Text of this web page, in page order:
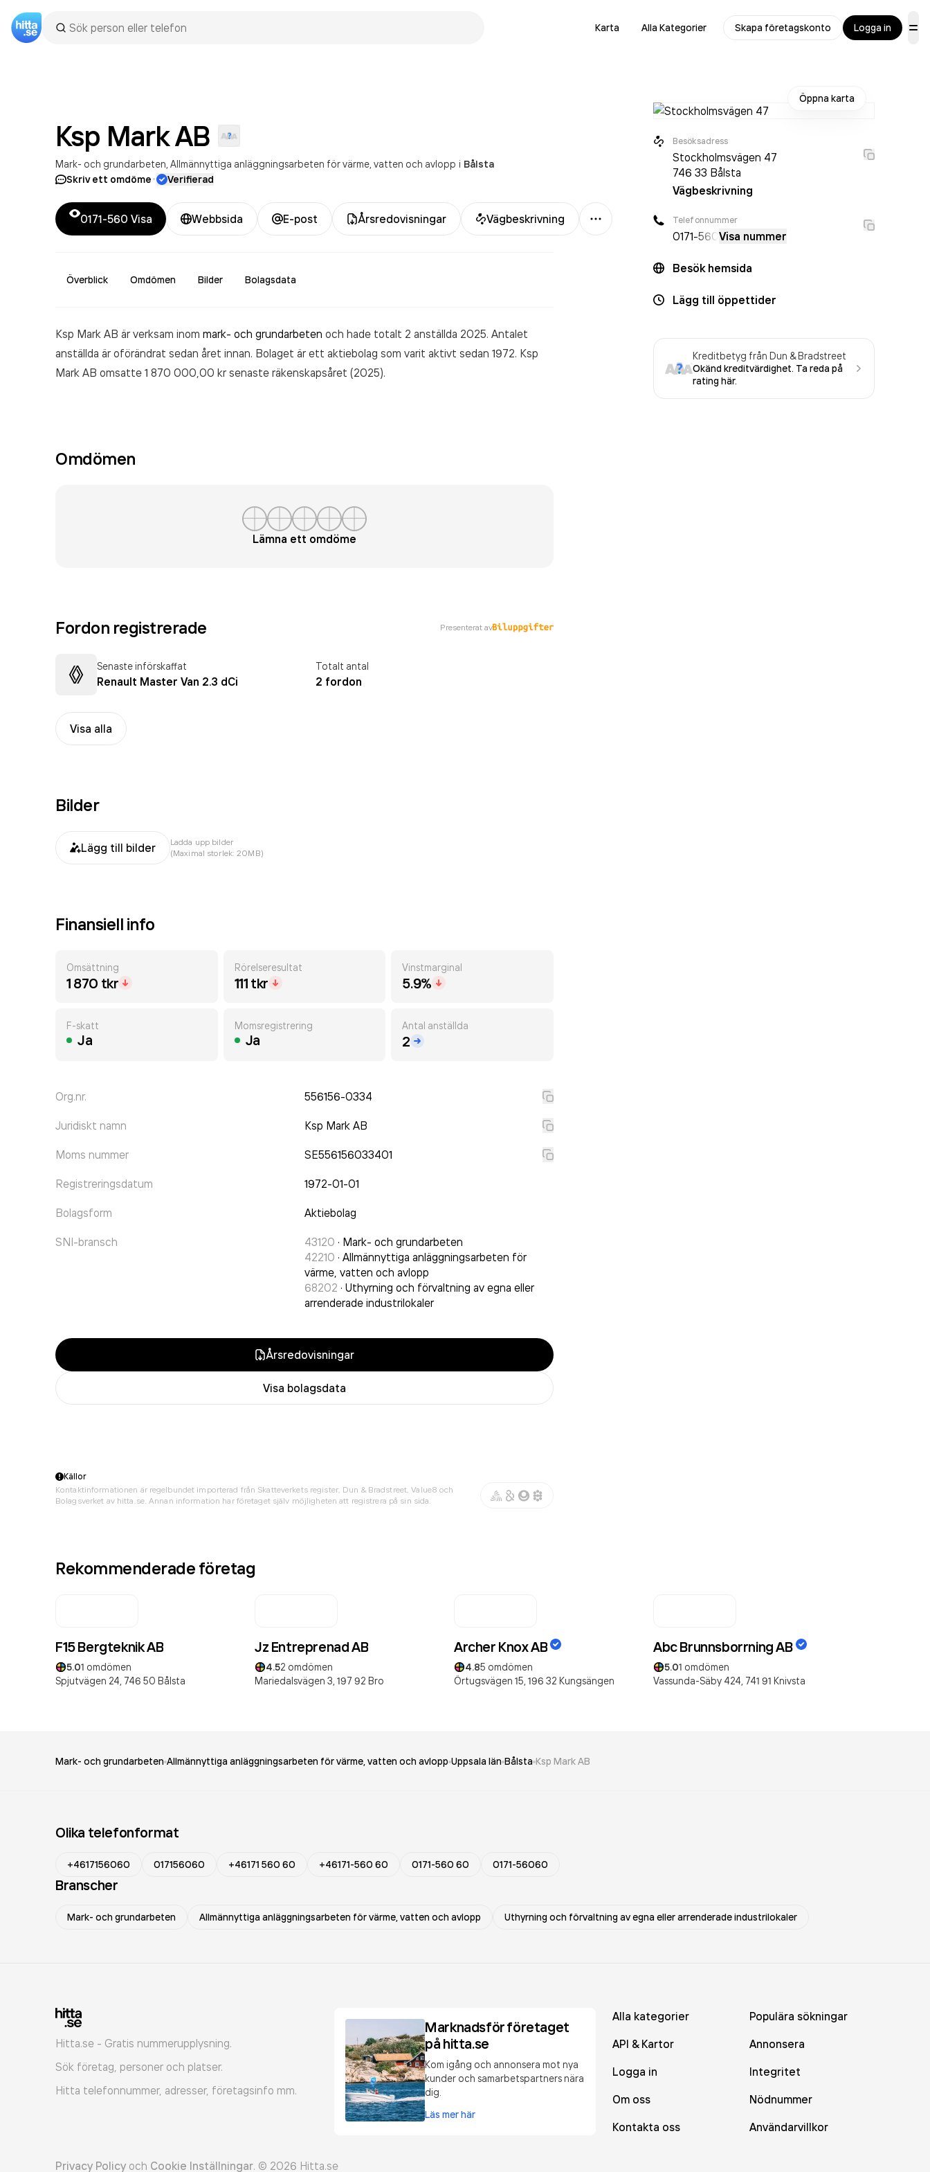
Karta Alla Kategorier Skapa företagskonto Logga in
Ksp MarkAB
Mark- och grundarbeten Allmännyttiga anläggningsarbeten för värme, vatten och avlopp i Bålsta
Skriv ett omdöme· Verifierad
0171-560 Visa Webbsida E-post Årsredovisningar Vägbeskrivning
Mer
Överblick Omdömen Bilder Bolagsdata
Ksp Mark AB är verksam inom mark- och grundarbeten och hade totalt 2 anställda 2025. Antalet
anställda är oförändrat sedan året innan. Bolaget är ett aktiebolag som varit aktivt sedan 1972. Ksp
Mark AB omsatte 1 870 000,00 krsenaste räkenskapsåret (2025).
Omdömen
Lämna ett omdöme
Fordon registrerade Presenterat av
Senaste införskaffat
Renault Master Van 2.3 dCi
Totalt antal
2 fordon
Visa alla
Bilder
Lägg till bilder
Ladda upp bilder
(Maximal storlek: 20MB)
Finansiell info
Omsättning
1 870 tkr
Rörelseresultat
111 tkr
Vinstmarginal
5.9%
F-skatt
Ja
Momsregistrering
Ja
Antal anställda
2
Org.nr. 556156-0334
Juridiskt namn Ksp Mark AB
Moms nummer SE556156033401
Registreringsdatum 1972-01-01
Bolagsform Aktiebolag
SNI-bransch 43120 · Mark- och grundarbeten
42210 · Allmännyttiga anläggningsarbeten för
värme, vatten och avlopp
68202 · Uthyrning och förvaltning av egna eller
arrenderade industrilokaler
Årsredovisningar
Visa bolagsdata
Öppna karta
Besöksadress
Stockholmsvägen 47
746 33 Bålsta
Vägbeskrivning
Telefonnummer
0171-560 Visa nummer
Besök hemsida
Lägg till öppettider
Kreditbetyg från Dun & Bradstreet
Okänd kreditvärdighet. Ta reda på
rating här.
Källor
Kontaktinformationen är regelbundet importerad från Skatteverkets register, Dun & Bradstreet, Value8 och
Bolagsverket av hitta.se. Annan information har företaget själv möjligheten att registrera på sin sida.
Rekommenderade företag
F15 Bergteknik AB
5.01 omdömen
Spjutvägen 24, 746 50 Bålsta
Jz Entreprenad AB
4.52 omdömen
Mariedalsvägen 3, 197 92 Bro
Archer Knox AB
4.85 omdömen
Örtugsvägen 15, 196 32 Kungsängen
Abc Brunnsborrning AB
5.01 omdömen
Vassunda-Säby 424, 741 91 Knivsta
Mark- och grundarbeten Allmännyttiga anläggningsarbeten för värme, vatten och avlopp Uppsala län Bålsta Ksp Mark AB
Olika telefonformat
+4617156060 017156060 +46171 560 60 +46171-560 60 0171-560 60 0171-56060
Branscher
Mark- och grundarbeten Allmännyttiga anläggningsarbeten för värme, vatten och avlopp Uthyrning och förvaltning av egna eller arrenderade industrilokaler
Hitta.se - Gratis nummerupplysning.
Sök företag, personer och platser.
Hitta telefonnummer, adresser, företagsinfo mm.
Marknadsför företaget
på hitta.se
Kom igång och annonsera mot nya
kunder och samarbetspartners nära
dig.
Läs mer här
Alla kategorier
Populära sökningar
API & Kartor
Annonsera
Logga in
Integritet
Om oss
Nödnummer
Kontakta oss
Användarvillkor
Privacy Policy och Cookie Inställningar. © 2026 Hitta.se